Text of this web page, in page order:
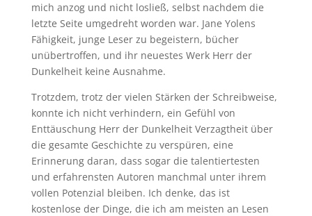
mich anzog und nicht losließ, selbst nachdem die
letzte Seite umgedreht worden war. Jane Yolens
Fähigkeit, junge Leser zu begeistern, bücher
unübertroffen, und ihr neuestes Werk Herr der
Dunkelheit keine Ausnahme.
Trotzdem, trotz der vielen Stärken der Schreibweise,
konnte ich nicht verhindern, ein Gefühl von
Enttäuschung Herr der Dunkelheit Verzagtheit über
die gesamte Geschichte zu verspüren, eine
Erinnerung daran, dass sogar die talentiertesten
und erfahrensten Autoren manchmal unter ihrem
vollen Potenzial bleiben. Ich denke, das ist
kostenlose der Dinge, die ich am meisten an Lesen